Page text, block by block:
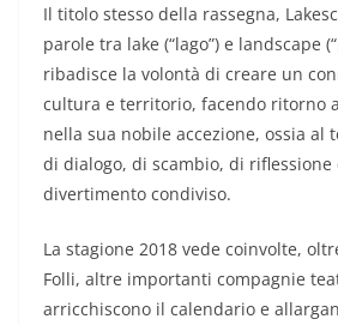
Il titolo stesso della rassegna,
parole tra lake (“lago”) e landscape
ribadisce la volontà di creare un
cultura e territorio, facendo ritorno
nella sua nobile accezione, ossia al
di dialogo, di scambio, di riflessione
divertimento condiviso.
La stagione 2018 vede coinvolte,
Folli, altre importanti compagnie
arricchiscono il calendario e